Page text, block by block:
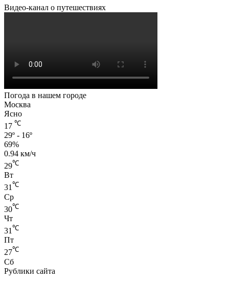
Видео-канал о путешествиях
Погода в нашем городе
Москва
Ясно
17 ℃
29º - 16º
69%
0.94 км/ч
29℃
Вт
31℃
Ср
30℃
Чт
31 ℃
Пт
27℃
Сб
Рублики сайта